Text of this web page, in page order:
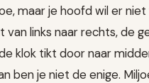
maar je hoofd wil er niet
van links naar rechts, de
klok tikt door naar
ben je niet de enige.